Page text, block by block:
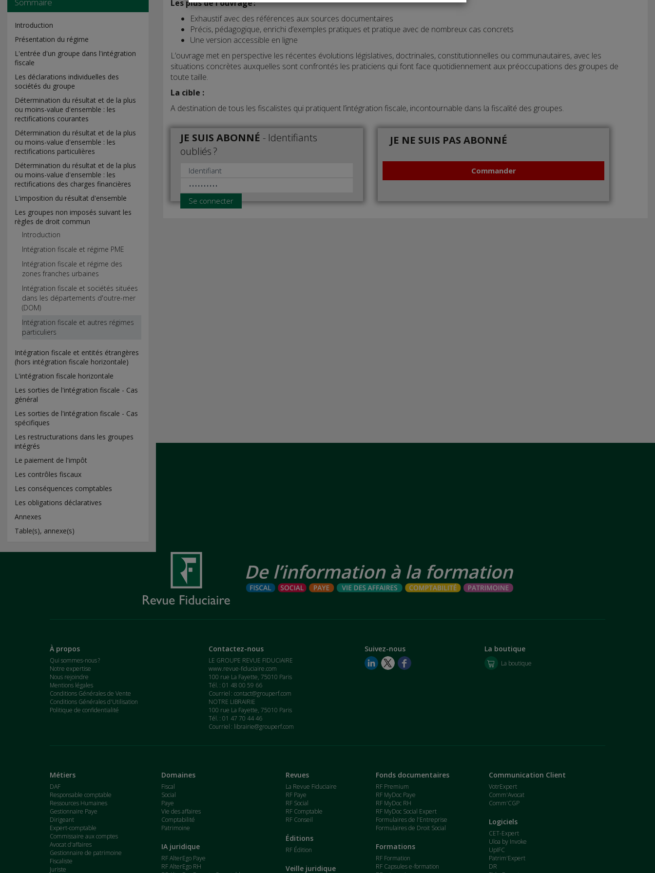
Introduction
Présentation du régime
L'entrée d'un groupe dans l'intégration
fiscale
Les déclarations individuelles des
sociétés du groupe
Détermination du résultat et de la plus
ou moins-value d'ensemble : les
rectifications courantes
Détermination du résultat et de la plus
ou moins-value d'ensemble : les
rectifications particulières
Détermination du résultat et de la plus
ou moins-value d'ensemble : les
rectifications des charges financières
L'imposition du résultat d'ensemble
Les groupes non imposés suivant les
règles de droit commun
Introduction
Intégration fiscale et régime PME
Intégration fiscale et régime des
zones franches urbaines
Intégration fiscale et sociétés situées
dans les départements d'outre-mer
(DOM)
Intégration fiscale et autres régimes
particuliers
Intégration fiscale et entités étrangères
(hors intégration fiscale horizontale)
L'intégration fiscale horizontale
Les sorties de l'intégration fiscale - Cas
général
Les sorties de l'intégration fiscale - Cas
spécifiques
Les restructurations dans les groupes
intégrés
Le paiement de l'impôt
Les contrôles fiscaux
Les conséquences comptables
Les obligations déclaratives
Annexes
Table(s), annexe(s)
Les plus de l'ouvrage :
Exhaustif avec des références aux sources documentaires
Précis, pédagogique, enrichi d’exemples pratiques et pratique avec de nombreux cas concrets
Une version accessible en ligne
L’ouvrage met en perspective les récentes évolutions législatives, doctrinales, constitutionnelles ou communautaires, avec les
situations concrètes auxquelles sont confrontés les praticiens qui font face quotidiennement aux préoccupations des groupes de
toute taille.
La cible :
A destination de tous les fiscalistes qui pratiquent l’intégration fiscale, incontournable dans la fiscalité des groupes.
JE SUIS ABONNÉ - Identifiants
oubliés ?
Se connecter
JE NE SUIS PAS ABONNÉ
Commander
À propos
Qui sommes-nous ?
Notre expertise
Nous rejoindre
Mentions légales
Conditions Générales de Vente
Conditions Générales d'Utilisation
Politique de confidentialité
Contactez-nous
LE GROUPE REVUE FIDUCIAIRE
www.revue-fiduciaire.com
100 rue La Fayette, 75010 Paris
Tél. : 01 48 00 59 66
Courriel : contact@grouperf.com
NOTRE LIBRAIRIE
100 rue La Fayette, 75010 Paris
Tél. : 01 47 70 44 46
Courriel : librairie@grouperf.com
Suivez-nous La boutique
La boutique
Métiers
DAF
Responsable comptable
Ressources Humaines
Gestionnaire Paye
Dirigeant
Expert-comptable
Commissaire aux comptes
Avocat d'affaires
Gestionnaire de patrimoine
Fiscaliste
Juriste
Domaines
Fiscal
Social
Paye
Vie des affaires
Comptabilité
Patrimoine
IA juridique
RF AlterEgo Paye
RF AlterEgo RH
Revues
La Revue Fiduciaire
RF Paye
RF Social
RF Comptable
RF Conseil
Éditions
RF Édition
Veille juridique
Fonds documentaires
RF Premium
RF MyDoc Paye
RF MyDoc RH
RF MyDoc Social Expert
Formulaires de l'Entreprise
Formulaires de Droit Social
Formations
RF Formation
RF Capsules e-formation
Communication Client
VotrExpert
Comm'Avocat
Comm'CGP
Logiciels
CET-Expert
Uloa by Invoke
UpIFC
Patrim'Expert
DR